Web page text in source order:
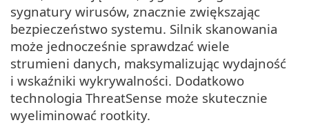
sygnatury wirusów, znacznie zwiększając
bezpieczeństwo systemu. Silnik skanowania
może jednocześnie sprawdzać wiele
strumieni danych, maksymalizując wydajność
i wskaźniki wykrywalności. Dodatkowo
technologia ThreatSense może skutecznie
wyeliminować rootkity.